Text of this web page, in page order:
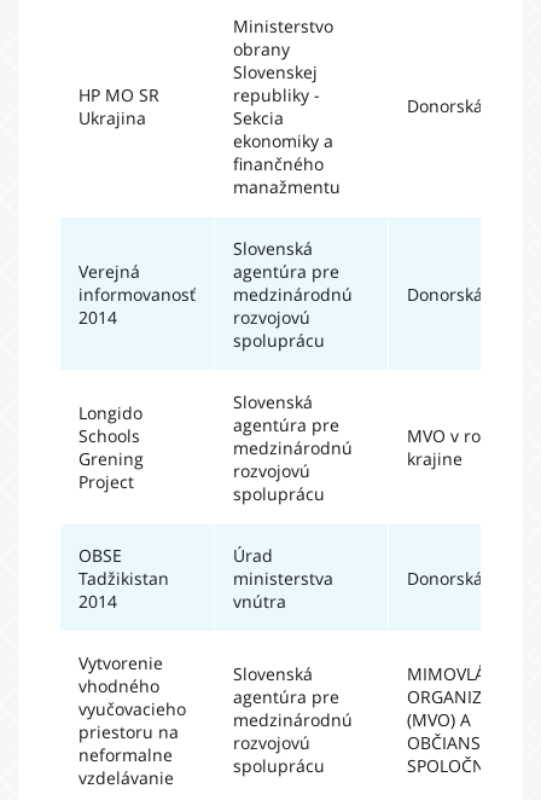
HP MO SR
Ukrajina
Ministerstvo
obrany
Slovenskej
republiky -
Sekcia
ekonomiky a
finančného
manažmentu
Donorská vláda
Verejná
informovanosť
2014
Slovenská
agentúra pre
medzinárodnú
rozvojovú
spoluprácu
Donorská vláda
Longido
Schools
Grening
Project
Slovenská
agentúra pre
medzinárodnú
rozvojovú
spoluprácu
MVO v
krajine
OBSE
Tadžikistan
2014
Úrad
ministerstva
vnútra
Donorská vláda
Vytvorenie
vhodného
vyučovacieho
priestoru na
neformalne
vzdelávanie
Slovenská
agentúra pre
medzinárodnú
rozvojovú
spoluprácu
MIMOVLÁDNE
ORGANIZÁCIE
(MVO) A
OBČIANSKA
SPOLOČNOSŤ